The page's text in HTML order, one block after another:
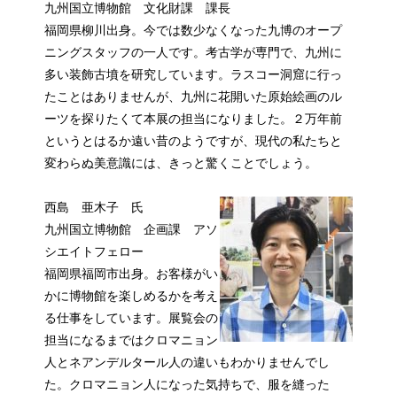
九州国立博物館 文化財課 課長
福岡県柳川出身。今では数少なくなった九博のオープ
ニングスタッフの一人です。考古学が専門で、九州に
多い装飾古墳を研究しています。ラスコー洞窟に行っ
たことはありませんが、九州に花開いた原始絵画のル
ーツを探りたくて本展の担当になりました。２万年前
というとはるか遠い昔のようですが、現代の私たちと
変わらぬ美意識には、きっと驚くことでしょう。
西島 亜木子 氏
九州国立博物館 企画課 アソ
シエイトフェロー
福岡県福岡市出身。お客様がい
かに博物館を楽しめるかを考え
る仕事をしています。展覧会の
担当になるまではクロマニョン
人とネアンデルタール人の違いもわかりませんでし
た。クロマニョン人になった気持ちで、服を縫った